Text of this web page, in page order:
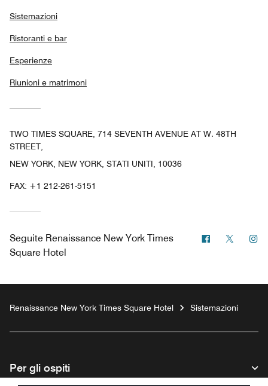
Sistemazioni
Ristoranti e bar
Esperienze
Riunioni e matrimoni
TWO TIMES SQUARE, 714 SEVENTH AVENUE AT W. 48TH
STREET,
NEW YORK, NEW YORK, STATI UNITI, 10036
FAX: +1 212-261-5151
Seguite Renaissance New York Times
Square Hotel
Facebook
Twitter
Renaissance New York Times Square Hotel Sistemazioni
Per gli ospiti